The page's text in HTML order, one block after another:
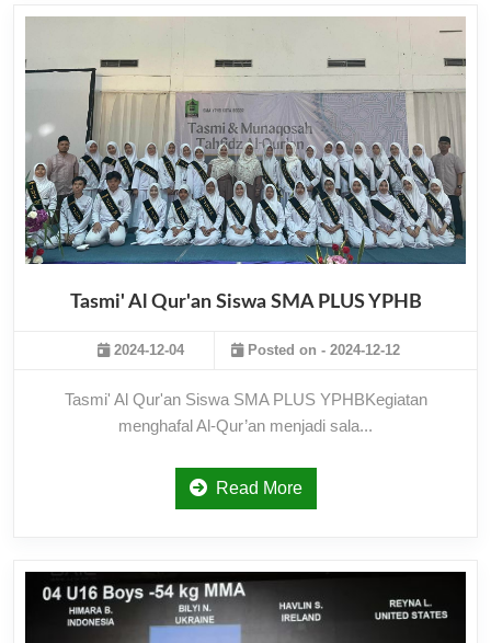
Tasmi' Al Qur'an Siswa SMA PLUS YPHB
2024-12-04 Posted on - 2024-12-12
Tasmi' Al Qur'an Siswa SMA PLUS YPHBKegiatan
menghafal Al-Qur’an menjadi sala...
Read More